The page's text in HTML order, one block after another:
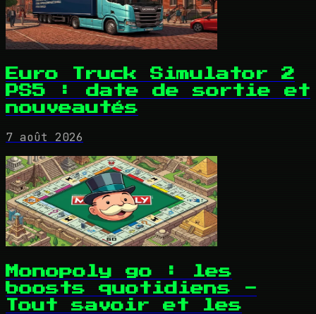
Euro Truck Simulator 2
PS5 : date de sortie et
nouveautés
7 août 2026
Monopoly go : les
boosts quotidiens -
Tout savoir et les